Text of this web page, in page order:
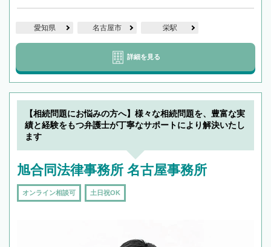
愛知県 名古屋市 栄駅
詳細を見る
【相続問題にお悩みの方へ】様々な相続問題を、豊富な実
績と経験をもつ弁護士が丁寧なサポートにより解決いたし
ます
旭合同法律事務所 名古屋事務所
オンライン相談可 土日祝OK